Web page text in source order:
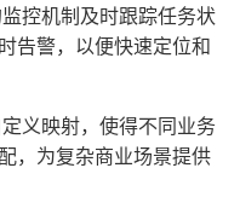
控机制及时跟踪任务状
告警，以便快速定位和
义映射，使得不同业务
，为复杂商业场景提供